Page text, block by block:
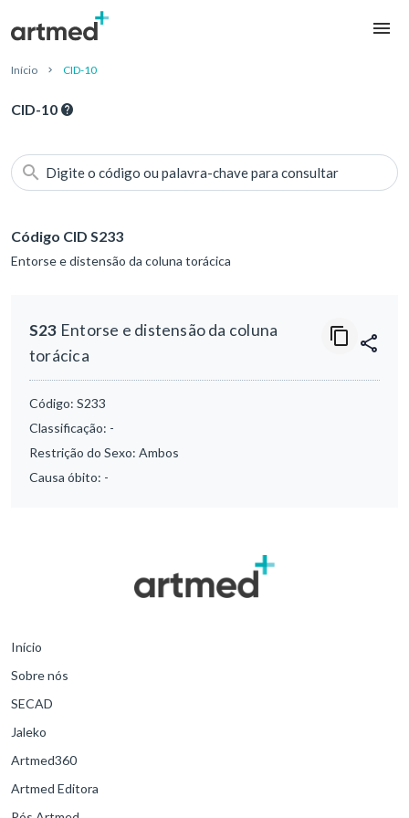
Início CID-10
CID-10
Digite o código ou palavra-chave para consultar
Código CID S233
Entorse e distensão da coluna torácica
S23 Entorse e distensão da coluna
torácica
Código: S233
Classificação: -
Restrição do Sexo: Ambos
Causa óbito: -
Início
Sobre nós
SECAD
Jaleko
Artmed360
Artmed Editora